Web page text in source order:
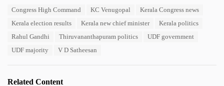
:
Congress High Command KC Venugopal
Kerala Congress news
Kerala election results
Kerala new chief minister
Kerala politics
Rahul Gandhi
Thiruvananthapuram politics
UDF government
UDF majority
V D Satheesan
Related Content